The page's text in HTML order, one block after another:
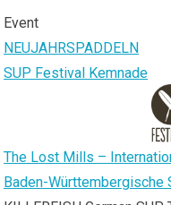
Event
NEUJAHRSPADDELN
SUP Festival Kemnade
The Lost Mills –
Baden-Württembergische